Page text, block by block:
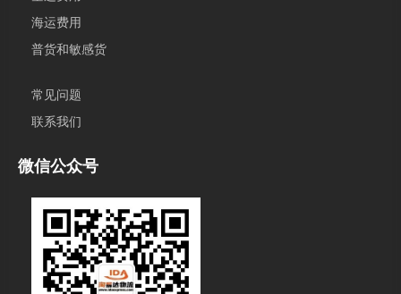
海运费用
普货和敏感货
常见问题
联系我们
微信公众号